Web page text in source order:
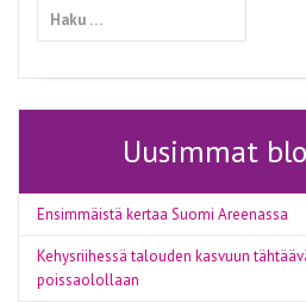
Uusimmat
Ensimmäistä kertaa Suomi Areenassa
Kehysriihessä talouden kasvuun
poissaolollaan